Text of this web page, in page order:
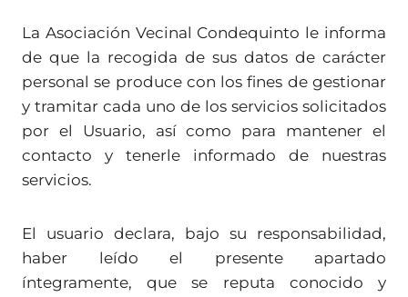
La Asociación Vecinal Condequinto le informa
de que la recogida de sus datos de carácter
personal se produce con los fines de gestionar
y tramitar cada uno de los servicios solicitados
por el Usuario, así como para mantener el
contacto y tenerle informado de nuestras
servicios.
El usuario declara, bajo su responsabilidad,
haber leído el presente apartado
íntegramente, que se reputa conocido y